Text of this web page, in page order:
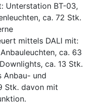
Unterstation BT-03,
ca. 72 Stk.
mittels DALI mit:
ca. 63
ca. 13 Stk.
Anbau- und
Stk. davon mit